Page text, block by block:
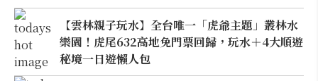
【雲林親子玩水】全台唯一「虎爺主題」叢林水
樂園！虎尾632高地免門票回歸，玩水＋4大順遊
秘境一日遊懶人包